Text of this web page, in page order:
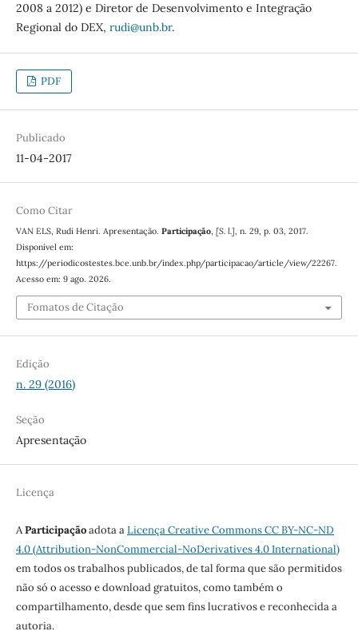
2008 a 2012) e Diretor de Desenvolvimento e Integração
Regional do DEX, rudi@unb.br.
PDF
Publicado
11-04-2017
Como Citar
VAN ELS, Rudi Henri. Apresentação. Participação, [S. l.], n. 29, p. 03, 2017.
Disponível em:
https://periodicostestes.bce.unb.br/index.php/participacao/article/view/22267.
Acesso em: 9 ago. 2026.
Fomatos de Citação
Edição
n. 29 (2016)
Seção
Apresentação
Licença
AParticipaçãoadota aLicençaCreative Commons CC BY-NC-ND
4.0 (Attribution-NonCommercial-NoDerivatives 4.0 International)
em todos os trabalhos publicados, de tal forma que são permitidos
não só o acesso e download gratuitos, como também o
compartilhamento, desde que sem fins lucrativos e reconhecida a
autoria.